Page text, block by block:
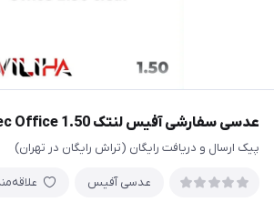
عدسی سفارشی آفیس لنتک Lentec Office 1.50
پیک ارسال و دریافت رایگان (تراش رایگان در تهران)
عدسی آفیس